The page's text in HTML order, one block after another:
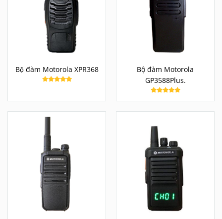
Bộ đàm Motorola XPR368
Bộ đàm Motorola
GP3588Plus.